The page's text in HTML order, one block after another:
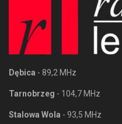
Dębica - 89,2 MHz
Tarnobrzeg - 104,7 MHz
Stalowa Wola - 93,5 MHz